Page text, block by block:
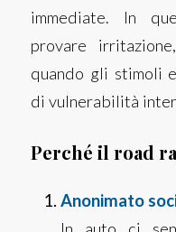
immediate. In
provare
quando gli stimoli
di vulnerabilità
Perché il road
Anonimato
In auto ci